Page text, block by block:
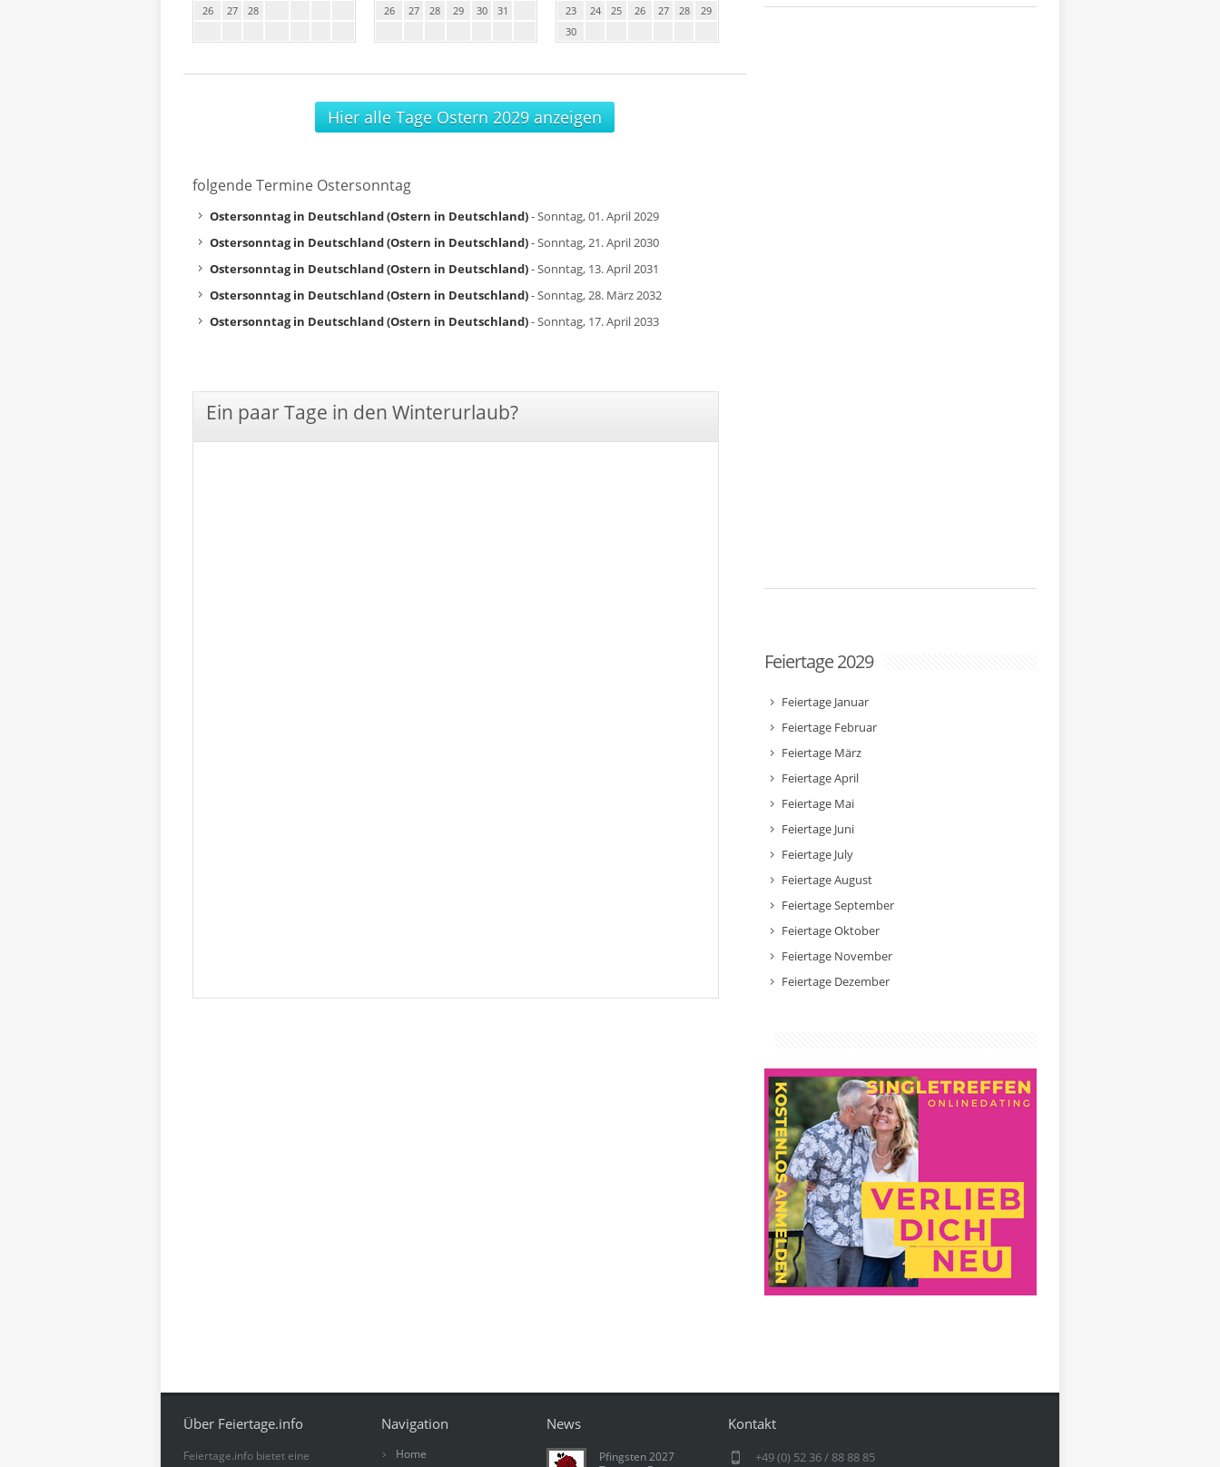
26
27 28
26
27 28 29 30 31
23
24 25 26 27 28
29
30
Hier alle Tage Ostern 2029 anzeigen
folgende Termine Ostersonntag
Ostersonntag in Deutschland (Ostern in Deutschland)- Sonntag, 01. April 2029
Ostersonntag in Deutschland (Ostern in Deutschland)- Sonntag, 21. April 2030
Ostersonntag in Deutschland (Ostern in Deutschland)- Sonntag, 13. April 2031
Ostersonntag in Deutschland (Ostern in Deutschland)- Sonntag, 28. März 2032
Ostersonntag in Deutschland (Ostern in Deutschland)- Sonntag, 17. April 2033
Ein paar Tage in den Winterurlaub?
Feiertage 2029
Feiertage Januar
Feiertage Februar
Feiertage März
Feiertage April
Feiertage Mai
Feiertage Juni
Feiertage July
Feiertage August
Feiertage September
Feiertage Oktober
Feiertage November
Feiertage Dezember
Über Feiertage.info
Feiertage.info bietet eine
Navigation
Home
News
Pfingsten 2027
Kontakt
+49 (0) 52 36 / 88 88 85